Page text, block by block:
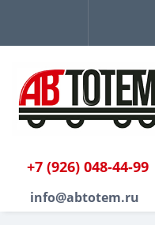
+7 (926) 048-44-99
info@abtotem.ru